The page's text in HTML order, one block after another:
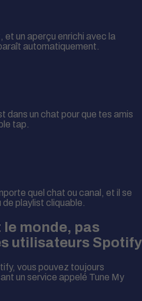
et un aperçu enrichi avec la
automatiquement.
dans un chat pour que tes amis
tap.
quel chat ou canal, et il se
playlist cliquable.
monde, pas
utilisateurs Spotify
vous pouvez toujours
un service appelé Tune My